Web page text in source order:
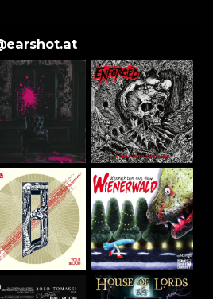
earshot.at